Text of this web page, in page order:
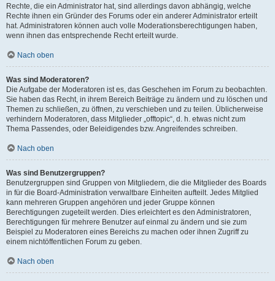
Rechte, die ein Administrator hat, sind allerdings davon abhängig, welche
Rechte ihnen ein Gründer des Forums oder ein anderer Administrator erteilt
hat. Administratoren können auch volle Moderationsberechtigungen haben,
wenn ihnen das entsprechende Recht erteilt wurde.
Nach oben
Was sind Moderatoren?
Die Aufgabe der Moderatoren ist es, das Geschehen im Forum zu beobachten.
Sie haben das Recht, in ihrem Bereich Beiträge zu ändern und zu löschen und
Themen zu schließen, zu öffnen, zu verschieben und zu teilen. Üblicherweise
verhindern Moderatoren, dass Mitglieder „offtopic“, d. h. etwas nicht zum
Thema Passendes, oder Beleidigendes bzw. Angreifendes schreiben.
Nach oben
Was sind Benutzergruppen?
Benutzergruppen sind Gruppen von Mitgliedern, die die Mitglieder des Boards
in für die Board-Administration verwaltbare Einheiten aufteilt. Jedes Mitglied
kann mehreren Gruppen angehören und jeder Gruppe können
Berechtigungen zugeteilt werden. Dies erleichtert es den Administratoren,
Berechtigungen für mehrere Benutzer auf einmal zu ändern und sie zum
Beispiel zu Moderatoren eines Bereichs zu machen oder ihnen Zugriff zu
einem nichtöffentlichen Forum zu geben.
Nach oben